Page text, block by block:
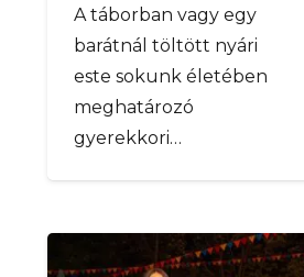
A táborban vagy egy
barátnál töltött nyári
este sokunk életében
meghatározó
gyerekkori…